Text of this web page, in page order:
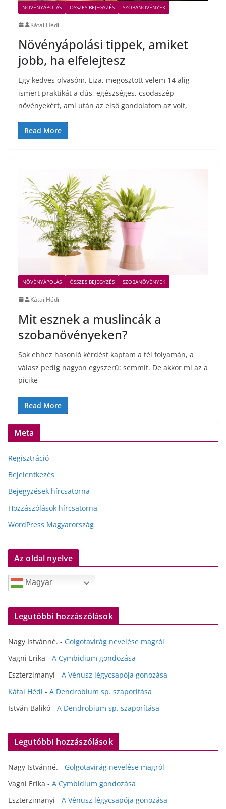
NÖVÉNYÁPOLÁS ÖSSZES BEJEGYZÉS SZOBANÖVÉNYEK
Kátai Hédi
Növényápolási tippek, amiket
jobb, ha elfelejtesz
Egy kedves olvasóm, Liza, megosztott velem 14 alig
ismert praktikát a dús, egészséges, csodaszép
növényekért, ami után az első gondolatom az volt,
Read More
NÖVÉNYÁPOLÁS ÖSSZES BEJEGYZÉS SZOBANÖVÉNYEK
Kátai Hédi
Mit esznek a muslincák a
szobanövényeken?
Sok ehhez hasonló kérdést kaptam a tél folyamán, a
válasz pedig nagyon egyszerű: semmit. De akkor mi az a
picike
Read More
Meta
Regisztráció
Bejelentkezés
Bejegyzések hírcsatorna
Hozzászólások hírcsatorna
WordPress Magyarország
Az oldal nyelve
Magyar
Legutóbbi hozzászólások
Nagy Istvánné. - Golgotavirág nevelése magról
Vagni Erika - A Cymbidium gondozása
Eszterzimanyi - A Vénusz légycsapója gonozása
Kátai Hédi - A Dendrobium sp. szaporítása
István Balikó - A Dendrobium sp. szaporítása
Legutóbbi hozzászólások
Nagy Istvánné. - Golgotavirág nevelése magról
Vagni Erika - A Cymbidium gondozása
Eszterzimanyi - A Vénusz légycsapója gonozása